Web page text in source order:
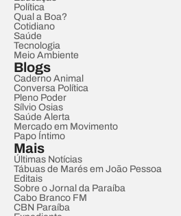
Política
Qual a Boa?
Cotidiano
Saúde
Tecnologia
Meio Ambiente
Blogs
Caderno Animal
Conversa Política
Pleno Poder
Sílvio Osias
Saúde Alerta
Mercado em Movimento
Papo Íntimo
Mais
Últimas Notícias
Tábuas de Marés em João Pessoa
Editais
Sobre o Jornal da Paraíba
Cabo Branco FM
CBN Paraíba